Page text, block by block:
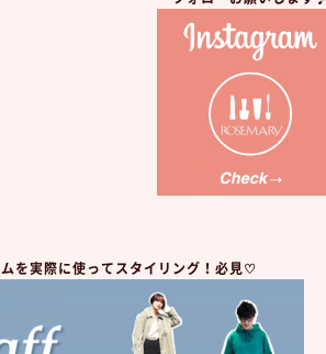
を実際に使ってスタイリング！必見♡